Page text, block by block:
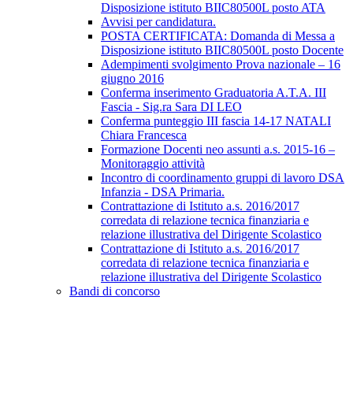
Disposizione istituto BIIC80500L posto ATA
Avvisi per candidatura.
POSTA CERTIFICATA: Domanda di Messa a
Disposizione istituto BIIC80500L posto Docente
Adempimenti svolgimento Prova nazionale – 16
giugno 2016
Conferma inserimento Graduatoria A.T.A. III
Fascia - Sig.ra Sara DI LEO
Conferma punteggio III fascia 14-17 NATALI
Chiara Francesca
Formazione Docenti neo assunti a.s. 2015-16 –
Monitoraggio attività
Incontro di coordinamento gruppi di lavoro DSA
Infanzia - DSA Primaria.
Contrattazione di Istituto a.s. 2016/2017
corredata di relazione tecnica finanziaria e
relazione illustrativa del Dirigente Scolastico
Contrattazione di Istituto a.s. 2016/2017
corredata di relazione tecnica finanziaria e
relazione illustrativa del Dirigente Scolastico
Bandi di concorso